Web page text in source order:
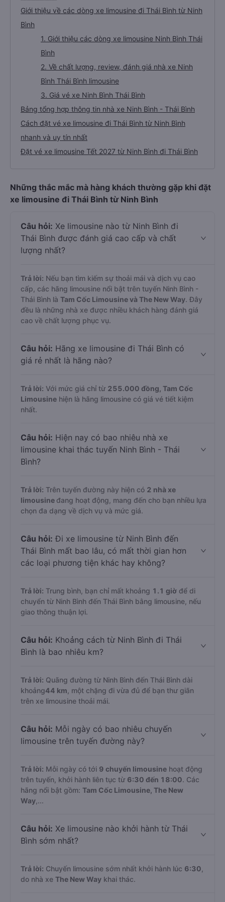
Giới thiệu về các dòng xe limousine đi Thái Bình từ Ninh
Bình
1. Giới thiệu các dòng xe limousine Ninh Bình Thái
Bình
2. Về chất lượng, review, đánh giá nhà xe Ninh
Bình Thái Bình limousine
3. Giá vé xe Ninh Bình Thái Bình
Bảng tổng hợp thông tin nhà xe Ninh Bình - Thái Bình
Cách đặt vé xe limousine đi Thái Bình từ Ninh Bình
nhanh và uy tín nhất
Đặt vé xe limousine Tết 2027 từ Ninh Bình đi Thái Bình
Những thắc mắc mà hàng khách thường gặp khi đặt
xe limousine đi Thái Bình từ Ninh Bình
Câu hỏi: Xe limousine nào từ Ninh Bình đi
Thái Bình được đánh giá cao cấp và chất
lượng nhất?
Trả lời: Nếu bạn tìm kiếm sự thoải mái và dịch vụ cao
cấp, các hãng limousine nổi bật trên tuyến Ninh Bình -
Thái Bình là Tam Cốc Limousine và The New Way. Đây
đều là những nhà xe được nhiều khách hàng đánh giá
cao về chất lượng phục vụ.
Câu hỏi: Hãng xe limousine đi Thái Bình có
giá rẻ nhất là hãng nào?
Trả lời: Với mức giá chỉ từ 255.000 đồng, Tam Cốc
Limousine hiện là hãng limousine có giá vé tiết kiệm
nhất.
Câu hỏi: Hiện nay có bao nhiêu nhà xe
limousine khai thác tuyến Ninh Bình - Thái
Bình?
Trả lời: Trên tuyến đường này hiện có 2 nhà xe
limousine đang hoạt động, mang đến cho bạn nhiều lựa
chọn đa dạng về dịch vụ và mức giá.
Câu hỏi: Đi xe limousine từ Ninh Bình đến
Thái Bình mất bao lâu, có mất thời gian hơn
các loại phương tiện khác hay không?
Trả lời: Trung bình, bạn chỉ mất khoảng 1.1 giờ để di
chuyển từ Ninh Bình đến Thái Bình bằng limousine, nếu
giao thông thuận lợi.
Câu hỏi: Khoảng cách từ Ninh Bình đi Thái
Bình là bao nhiêu km?
Trả lời: Quãng đường từ Ninh Bình đến Thái Bình dài
khoảng44 km , một chặng đi vừa đủ để bạn thư giãn
trên xe limousine thoải mái.
Câu hỏi: Mỗi ngày có bao nhiêu chuyến
limousine trên tuyến đường này?
Trả lời: Mỗi ngày có tới 9 chuyến limousine hoạt động
trên tuyến, khởi hành liên tục từ 6:30 đến 18:00. Các
hãng nổi bật gồm: Tam Cốc Limousine, The New
Way ,...
Câu hỏi: Xe limousine nào khởi hành từ Thái
Bình sớm nhất?
Trả lời: Chuyến limousine sớm nhất khởi hành lúc 6:30
do nhà xe The New Way khai thác.